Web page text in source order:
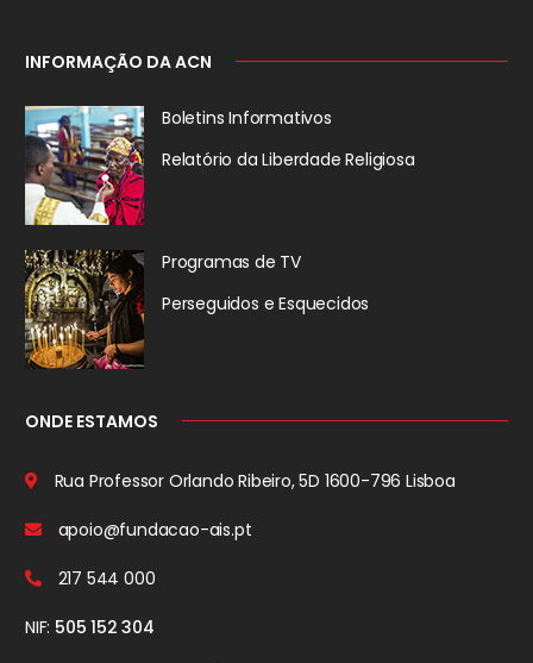
INFORMAÇÃO DA ACN
Boletins Informativos
Relatório da Liberdade Religiosa
Programas de TV
Perseguidos e Esquecidos
ONDE ESTAMOS
Rua Professor Orlando Ribeiro, 5D 1600-796 Lisboa
apoio@fundacao-ais.pt
217 544 000
NIF: 505 152 304